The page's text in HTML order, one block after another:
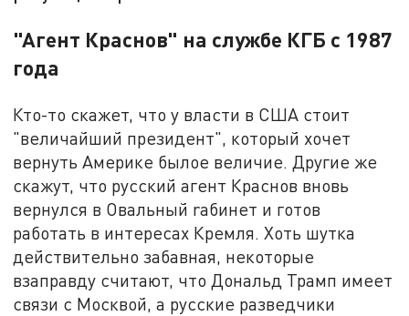
"Агент Краснов" на службе КГБ с 1987
года
Кто-то скажет, что у власти в США стоит
"величайший президент", который хочет
вернуть Америке былое величие. Другие же
скажут, что русский агент Краснов вновь
вернулся в Овальный rабинет и готов
работать в интересах Кремля. Хоть шутка
действительно забавная, некоторые
взаправду считают, что Дональд Трамп имеет
связи с Москвой, а русские разведчики